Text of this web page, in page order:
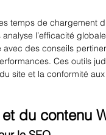
temps de chargement
l’efficacité
des conseils
Ces outils
du site et la conformité
du contenu